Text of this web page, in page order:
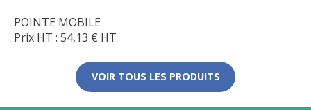
POINTE MOBILE
Prix HT : 54,13 € HT
VOIR TOUS LES PRODUITS